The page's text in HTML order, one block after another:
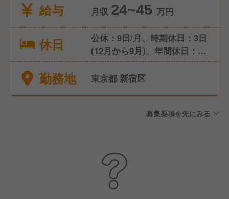
給与
月収 24~45 万円
休日
公休：9日/月、時期休日：3日
(12月から9月)、年間休日：
111日 入社時特別休暇（有
給：3日、有給付与前までにや
から6ヶ月後10日付与、以降法
産後休暇・育児休業、介護休
暇・介護休業
勤務地 東京都 新宿区
募集要項を先にみる